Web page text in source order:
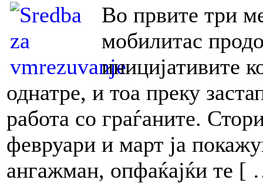
Во првите три
мобилитас
иницијативите
однатре, и тоа преку
работа со граѓаните.
февруари и март ја
ангажман, опфаќајќи те